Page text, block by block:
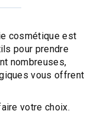
cosmétique est
pour prendre
nombreuses,
vous offrent
votre choix.